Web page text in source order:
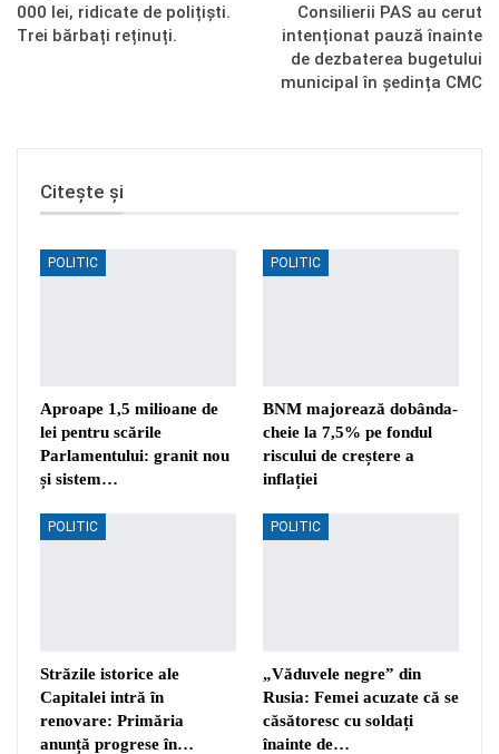
000 lei, ridicate de polițiști.
Trei bărbați reținuți.
Consilierii PAS au cerut
intenționat pauză înainte
de dezbaterea bugetului
municipal în ședința CMC
Citește și
POLITIC
Aproape 1,5 milioane de
lei pentru scările
Parlamentului: granit nou
și sistem…
POLITIC
BNM majorează dobânda-
cheie la 7,5% pe fondul
riscului de creștere a
inflației
POLITIC
Străzile istorice ale
Capitalei intră în
renovare: Primăria
anunță progrese în…
POLITIC
„Văduvele negre” din
Rusia: Femei acuzate că se
căsătoresc cu soldați
înainte de…